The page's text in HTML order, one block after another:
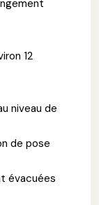
12
niveau de
de pose
évacuées